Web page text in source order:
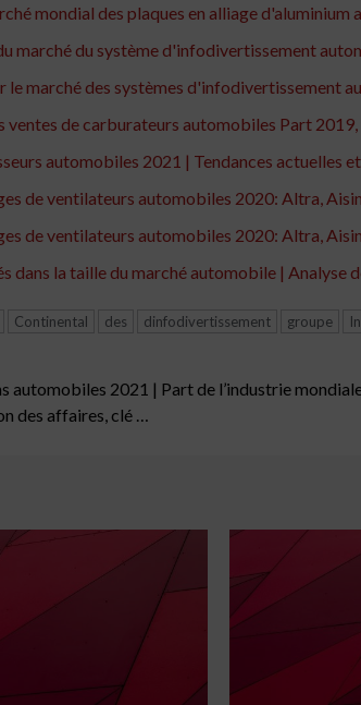
mondial des plaques en alliage d'aluminium
marché du système d'infodivertissement
le marché des systèmes d'infodivertissement
ventes de carburateurs automobiles Part
automobiles 2021 | Tendances actuelles
de ventilateurs automobiles 2020: Altra,
de ventilateurs automobiles 2020: Altra,
dans la taille du marché automobile | Analyse
Continental des dinfodivertissement groupe
automobiles 2021 | Part de l’industrie
des affaires, clé …